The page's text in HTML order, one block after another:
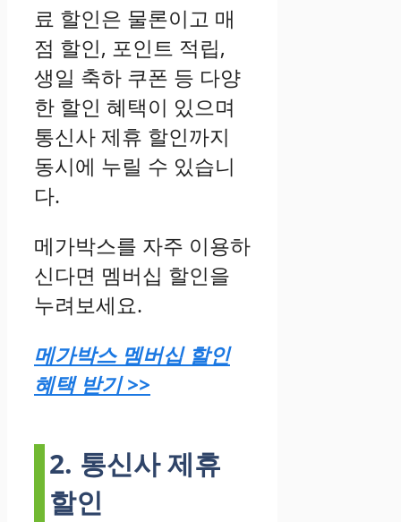
료 할인은 물론이고 매
점 할인, 포인트 적립,
생일 축하 쿠폰 등 다양
한 할인 혜택이 있으며
통신사 제휴 할인까지
동시에 누릴 수 있습니
다.
메가박스를 자주 이용하
신다면 멤버십 할인을
누려보세요.
메가박스 멤버십 할인
혜택 받기 >>
2. 통신사 제휴
할인